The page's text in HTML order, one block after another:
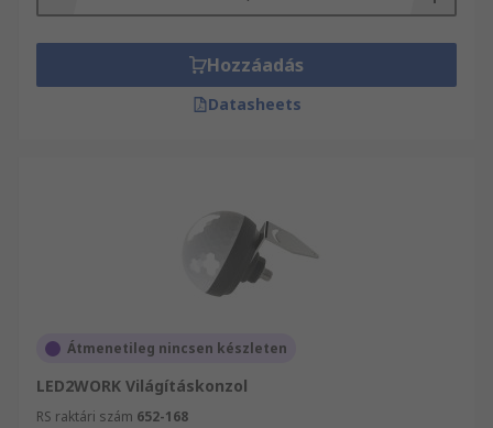
Hozzáadás
Datasheets
Átmenetileg nincsen készleten
LED2WORK Világításkonzol
RS raktári szám 652-168